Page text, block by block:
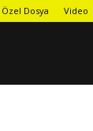
Özel Dosya Video